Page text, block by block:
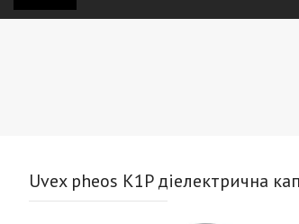
Uvex pheos K1P діелектрична